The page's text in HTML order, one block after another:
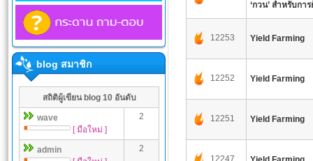
blog สมาชิก
สถิติผู้เขียน blog 10 อันดับ
wave
[ มือใหม่ ]
2
admin
2
‘กวน’ สำหรับกา
12253 Yield Farming
12252 Yield Farming
12251 Yield Farming
12247